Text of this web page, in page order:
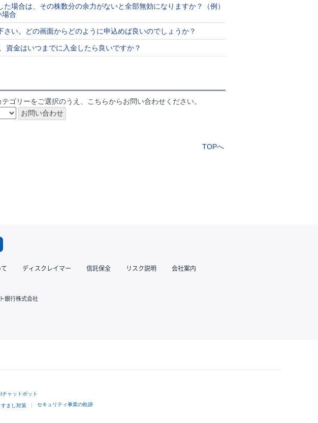
場合は、その株数分の余力がないと全部無効になりますか？（例）
場合
い。どの画面からどのように申込めば良いのでしょうか？
資金はいつまでに入金したら良いですか？
ゴリーをご選択のうえ、こちらからお問い合わせください。
TOPへ
ディスクレイマー 信託保全 リスク説明 会社案内
銀行株式会社
ャットボット
すまし対策 セキュリティ事業の軌跡